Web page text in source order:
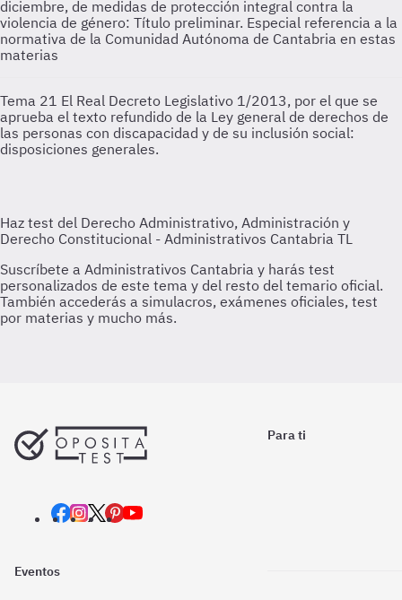
diciembre, de medidas de protección integral contra la
violencia de género: Título preliminar. Especial referencia a la
normativa de la Comunidad Autónoma de Cantabria en estas
materias
Tema 21 El Real Decreto Legislativo 1/2013, por el que se
aprueba el texto refundido de la Ley general de derechos de
las personas con discapacidad y de su inclusión social:
disposiciones generales.
Para ti
Eventos